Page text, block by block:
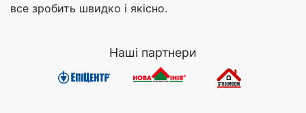
все зробить швидко і якісно.
Наші партнери